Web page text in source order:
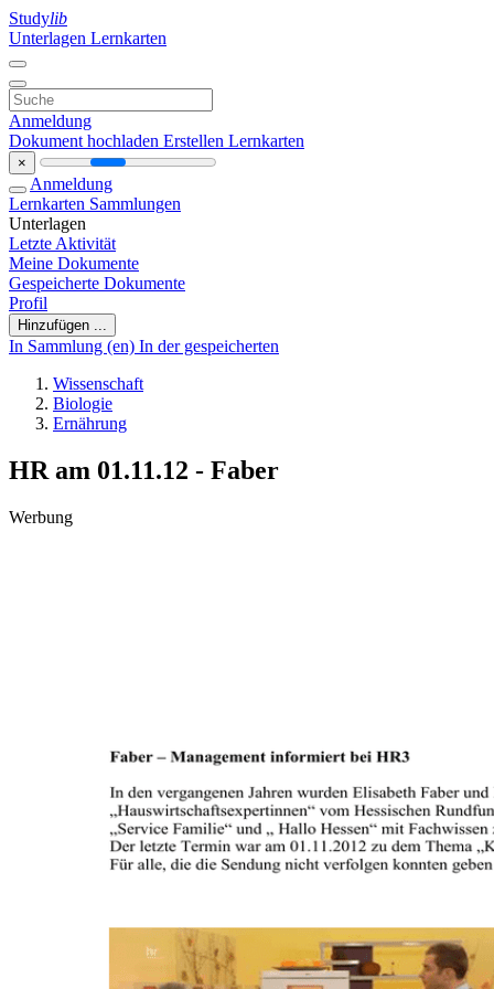
Studylib
Unterlagen Lernkarten
Anmeldung
Dokument hochladen Erstellen Lernkarten
×
Anmeldung
Lernkarten Sammlungen
Unterlagen
Letzte Aktivität
Meine Dokumente
Gespeicherte Dokumente
Profil
Hinzufügen ...
In Sammlung (en) In der gespeicherten
Wissenschaft
Biologie
Ernährung
HR am 01.11.12 - Faber
Werbung